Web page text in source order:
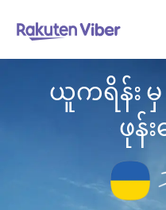
ယူကရိန်း မှ
ဖုန်